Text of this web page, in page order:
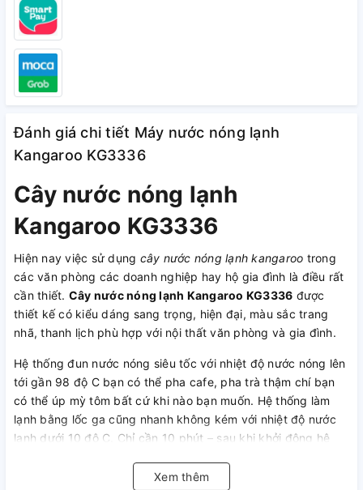
Đánh giá chi tiết Máy nước nóng lạnh
Kangaroo KG3336
Cây nước nóng lạnh
Kangaroo KG3336
Hiện nay việc sử dụng cây nước nóng lạnh kangaroo trong
các văn phòng các doanh nghiệp hay hộ gia đình là điều rất
cần thiết. Cây nước nóng lạnh Kangaroo KG3336 được
thiết kế có kiểu dáng sang trọng, hiện đại, màu sắc trang
nhã, thanh lịch phù hợp với nội thất văn phòng và gia đình.
Hệ thống đun nước nóng siêu tốc với nhiệt độ nước nóng lên
tới gần 98 độ C bạn có thể pha cafe, pha trà thậm chí bạn
có thể úp mỳ tôm bất cứ khi nào bạn muốn. Hệ thống làm
lạnh bằng lốc ga cũng nhanh không kém với nhiệt độ nước
lạnh dưới 10 độ C. Chỉ cần 10 phút – sau khi khởi động hệ
Xem thêm